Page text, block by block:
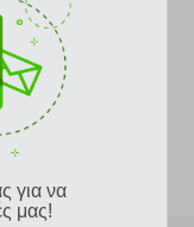
για να
μας!